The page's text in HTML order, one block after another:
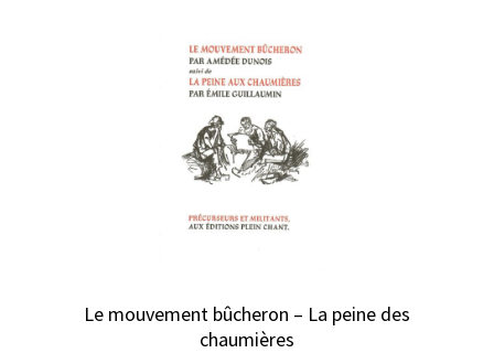
Le mouvement bûcheron – La peine des
chaumières